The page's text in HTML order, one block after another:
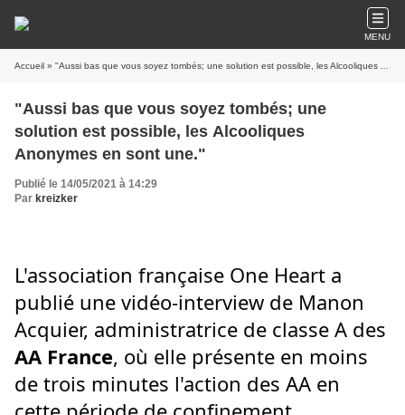
MENU
Accueil » "Aussi bas que vous soyez tombés; une solution est possible, les Alcooliques Anonymes en sont une."
"Aussi bas que vous soyez tombés; une
solution est possible, les Alcooliques
Anonymes en sont une."
Publié le 14/05/2021 à 14:29
Par kreizker
L'association française One Heart a
publié une vidéo-interview de Manon
AA France, où elle présente en moins
de trois minutes l'action des AA en